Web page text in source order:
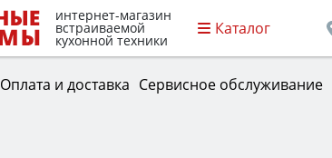
интернет-магазин
встраиваемой
кухонной техники
Каталог
Оплата и доставка Сервисное обслуживание